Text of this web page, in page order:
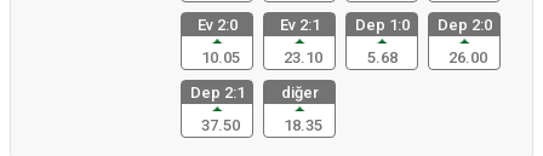
Ev 2:0
10.05
Ev 2:1
23.10
Dep 1:0
5.68
Dep 2:0
26.00
Dep 2:1
37.50
diğer
18.35